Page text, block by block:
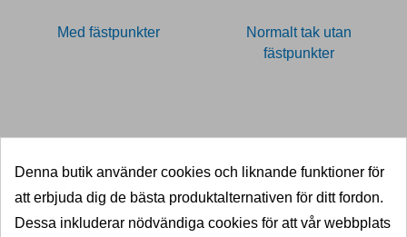
Med fästpunkter
Normalt tak utan
fästpunkter
SNABB LEVERANS
5000 dragkrokar i lager
Denna butik använder cookies och liknande funktioner för
att erbjuda dig de bästa produktalternativen för ditt fordon.
Dessa inkluderar nödvändiga cookies för att vår webbplats